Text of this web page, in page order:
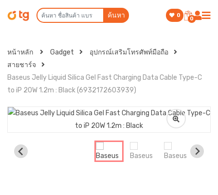
ค้นหา 0
0
หน้าหลัก Gadget
อุปกรณ์เสริมโทรศัพท์มือถือ
สายชาร์จ
Baseus Jelly Liquid Silica Gel Fast Charging Data Cable Type-C
to iP 20W 1.2m : Black (6932172603939)